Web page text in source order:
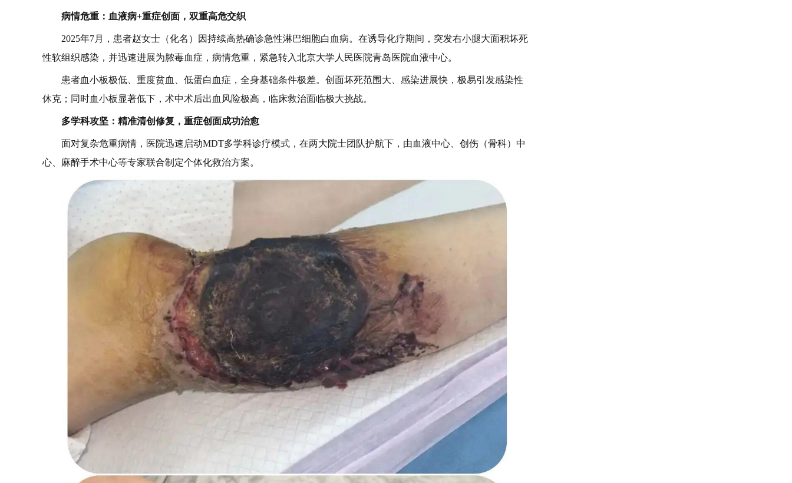
病情危重：血液病+重症创面，双重高危交织
2025年7月，患者赵女士（化名）因持续高热确诊急性淋巴细胞白血病。在诱导化疗期间，突发右小腿大面积坏死
性软组织感染，并迅速进展为脓毒血症，病情危重，紧急转入北京大学人民医院青岛医院血液中心。
患者血小板极低、重度贫血、低蛋白血症，全身基础条件极差。创面坏死范围大、感染进展快，极易引发感染性
休克；同时血小板显著低下，术中术后出血风险极高，临床救治面临极大挑战。
多学科攻坚：精准清创修复，重症创面成功治愈
面对复杂危重病情，医院迅速启动MDT多学科诊疗模式，在两大院士团队护航下，由血液中心、创伤（骨科）中
心、麻醉手术中心等专家联合制定个体化救治方案。